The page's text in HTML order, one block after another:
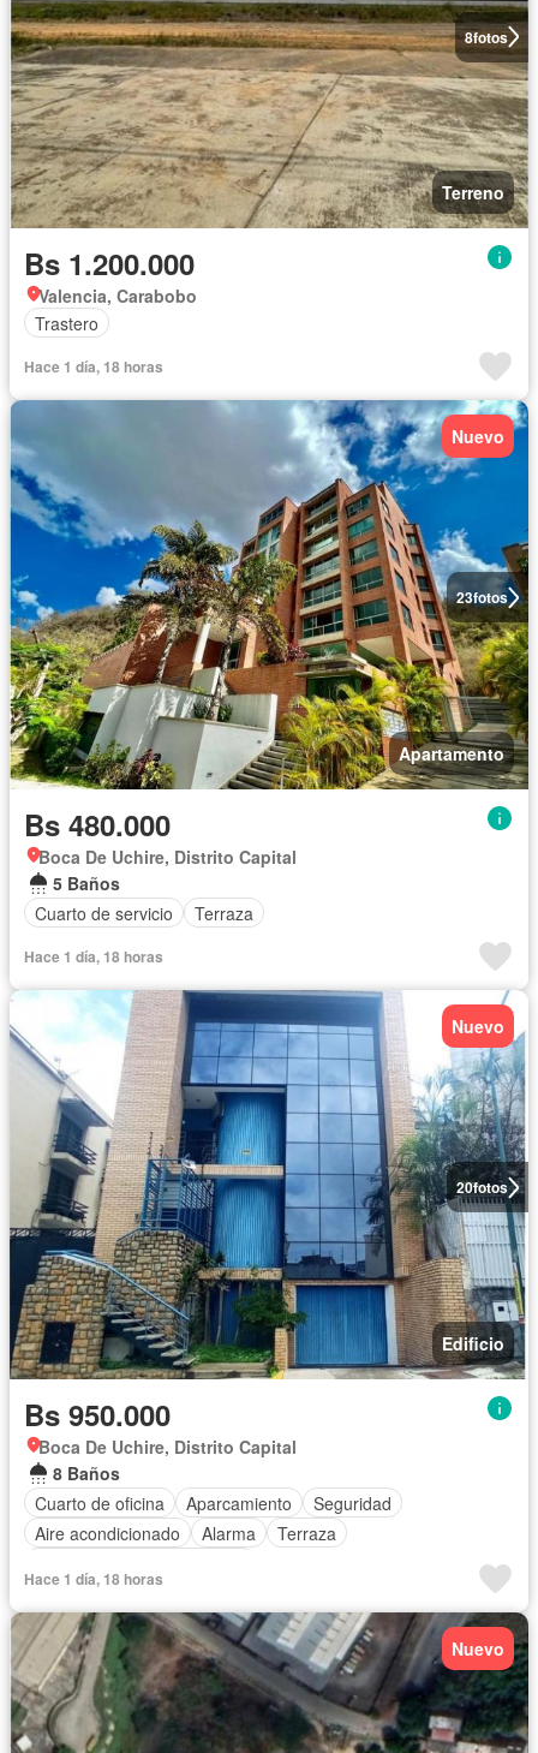
8fotos
Terreno
Bs 1.200.000
Valencia, Carabobo
Trastero
Hace 1 día, 18 horas
23fotos
Nuevo
Apartamento
Bs 480.000
Boca De Uchire, Distrito Capital
5 Baños
Cuarto de servicio
Terraza
Hace 1 día, 18 horas
20fotos
Nuevo
Edificio
Bs 950.000
Boca De Uchire, Distrito Capital
8 Baños
Cuarto de oficina
Aparcamiento
Seguridad
Aire acondicionado
Alarma
Terraza
Hace 1 día, 18 horas
Nuevo